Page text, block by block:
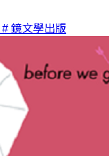
# 鏡文學出版